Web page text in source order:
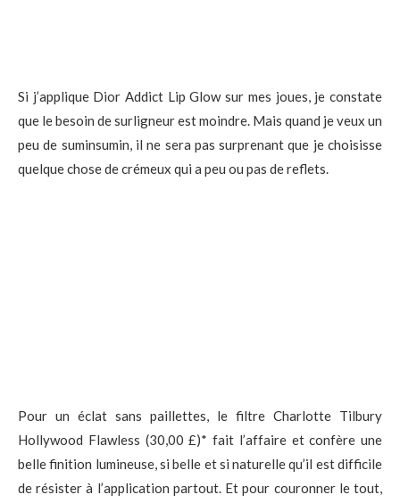
Si j’applique Dior Addict Lip Glow sur mes joues, je constate
que le besoin de surligneur est moindre. Mais quand je veux un
peu de suminsumin, il ne sera pas surprenant que je choisisse
quelque chose de crémeux qui a peu ou pas de reflets.
Pour un éclat sans paillettes, le filtre Charlotte Tilbury
Hollywood Flawless (30,00 £)* fait l’affaire et confère une
belle finition lumineuse, si belle et si naturelle qu’il est difficile
de résister à l’application partout. Et pour couronner le tout,